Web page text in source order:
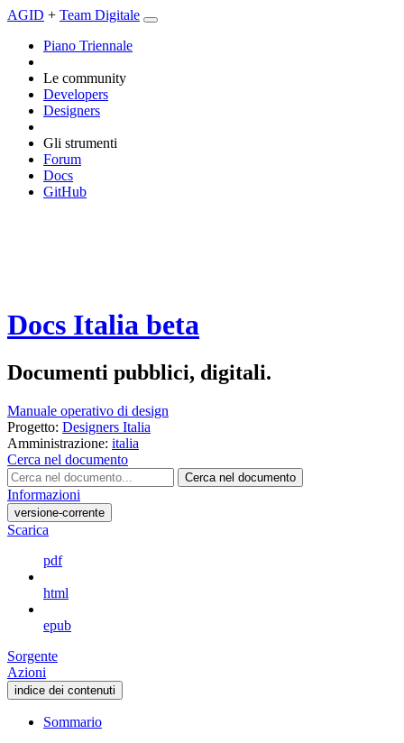
AGID + Team Digitale
Piano Triennale
Le community
Developers
Designers
Gli strumenti
Forum
Docs
GitHub
Docs Italia beta
Documenti pubblici, digitali.
Manuale operativo di design
Progetto: Designers Italia
Amministrazione: italia
Cerca nel documento
Cerca nel documento
Informazioni
versione-corrente
Scarica
pdf
html
epub
Sorgente
Azioni
indice dei contenuti
Sommario